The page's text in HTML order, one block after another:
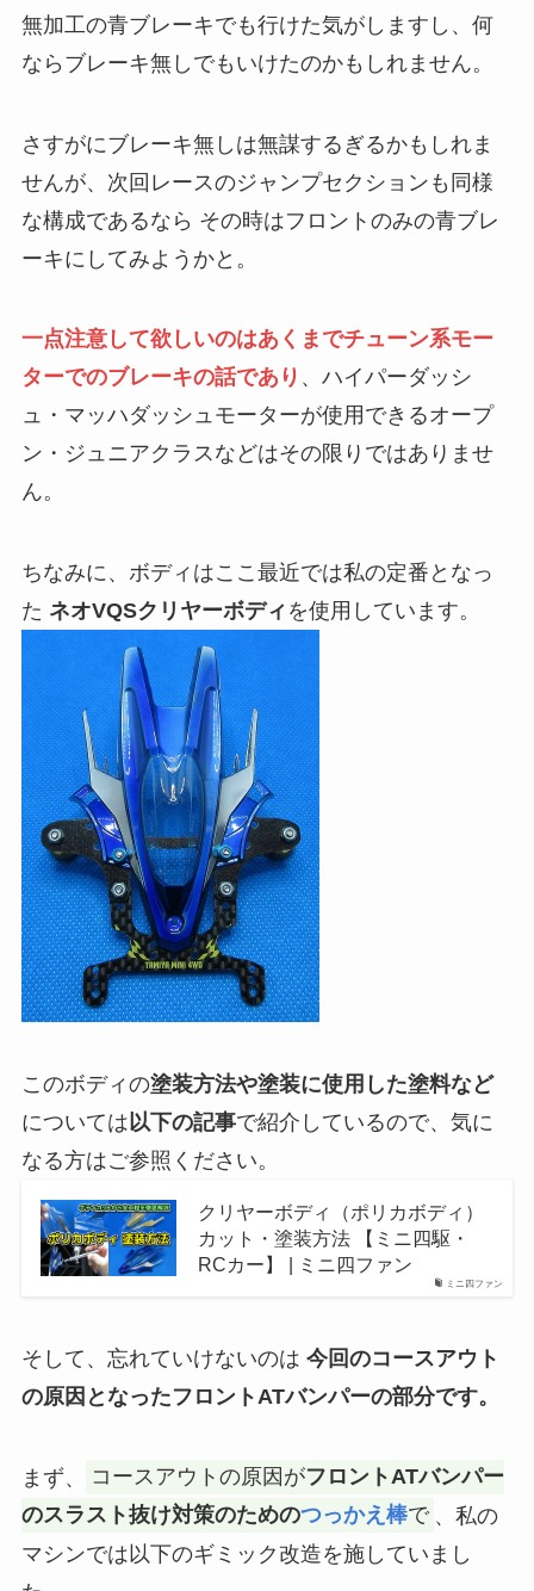
無加工の青ブレーキでも行けた気がしますし、何
ならブレーキ無しでもいけたのかもしれません。
さすがにブレーキ無しは無謀するぎるかもしれま
せんが、次回レースのジャンプセクションも同様
な構成であるなら その時はフロントのみの青ブレ
ーキにしてみようかと。
一点注意して欲しいのはあくまでチューン系モー
ターでのブレーキの話であり 、ハイパーダッシ
ュ・マッハダッシュモーターが使用できるオープ
ン・ジュニアクラスなどはその限りではありませ
ん。
ちなみに、ボディはここ最近では私の定番となっ
た ネオVQSクリヤーボディ を使用しています。
このボディの塗装方法や塗装に使用した塗料など
については以下の記事で紹介しているので、気に
なる方はご参照ください。
ミニ四ファン
クリヤーボディ（ポリカボディ）
カット・塗装方法 【ミニ四駆・
RCカー】 | ミニ四ファン
そして、忘れていけないのは 今回のコースアウト
の原因となったフロントATバンパーの部分です。
まず、 コースアウトの原因がフロントATバンパー
のスラスト抜け対策のためのつっかえ棒で 、私の
マシンでは以下のギミック改造を施していまし